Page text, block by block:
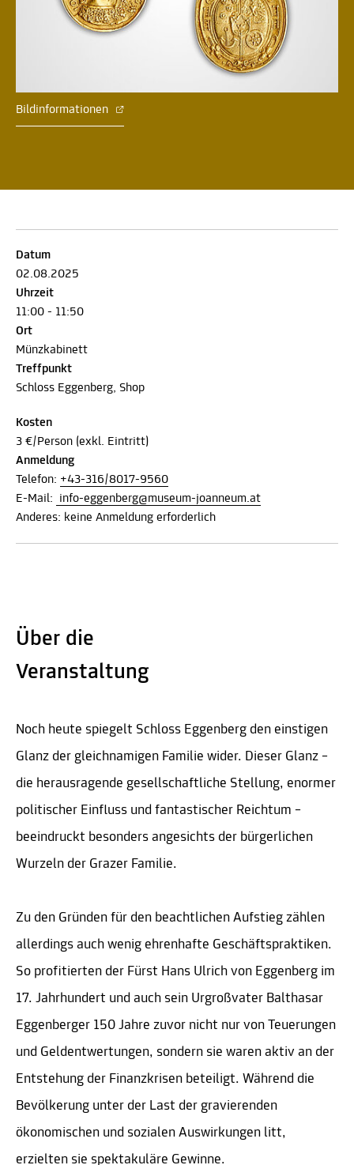
Bildinformationen
Datum
02.08.2025
Uhrzeit
11:00 - 11:50
Ort
Münzkabinett
Treffpunkt
Schloss Eggenberg, Shop
Kosten
3 €/Person (exkl. Eintritt)
Anmeldung
Telefon: +43-316/8017-9560
E-Mail:
info-eggenberg@museum-joanneum.at
Anderes: keine Anmeldung erforderlich
Über die
Veranstaltung
Noch heute spiegelt Schloss Eggenberg den einstigen
Glanz der gleichnamigen Familie wider. Dieser Glanz –
die herausragende gesellschaftliche Stellung, enormer
politischer Einfluss und fantastischer Reichtum –
beeindruckt besonders angesichts der bürgerlichen
Wurzeln der Grazer Familie.
Zu den Gründen für den beachtlichen Aufstieg zählen
allerdings auch wenig ehrenhafte Geschäftspraktiken.
So profitierten der Fürst Hans Ulrich von Eggenberg im
17. Jahrhundert und auch sein Urgroßvater Balthasar
Eggenberger 150 Jahre zuvor nicht nur von Teuerungen
und Geldentwertungen, sondern sie waren aktiv an der
Entstehung der Finanzkrisen beteiligt. Während die
Bevölkerung unter der Last der gravierenden
ökonomischen und sozialen Auswirkungen litt,
erzielten sie spektakuläre Gewinne.